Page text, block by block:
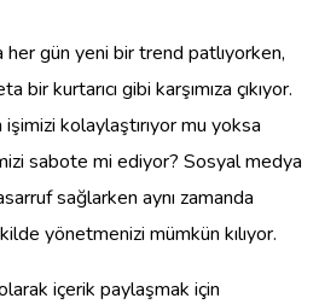
gün yeni bir trend patlıyorken,
bir kurtarıcı gibi karşımıza çıkıyor.
kolaylaştırıyor mu yoksa
sabote mi ediyor? Sosyal medya
sağlarken aynı zamanda
yönetmenizi mümkün kılıyor.
içerik paylaşmak için